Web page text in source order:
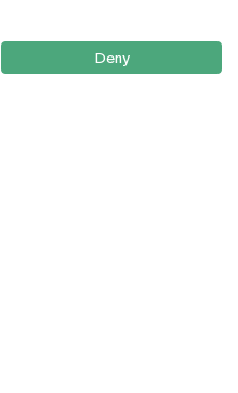
Como Chegar
Newsletter
Deny